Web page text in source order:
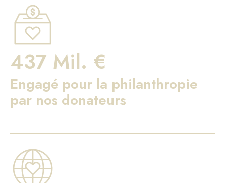
437 Mil. €
Engagé pour la philanthropie
par nos donateurs